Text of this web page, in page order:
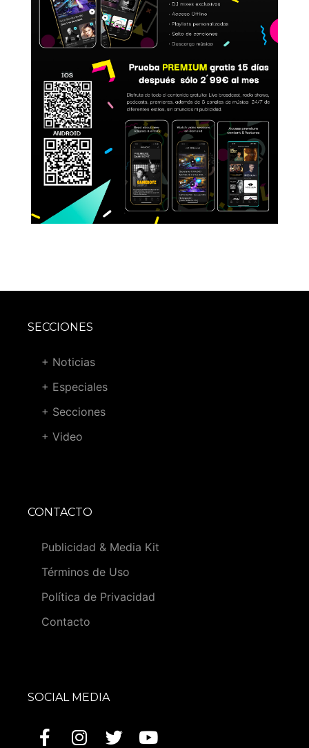
SECCIONES
+ Noticias
+ Especiales
+ Secciones
+ Video
CONTACTO
Publicidad & Media Kit
Términos de Uso
Política de Privacidad
Contacto
SOCIAL MEDIA